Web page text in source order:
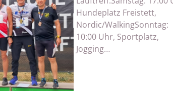
Hundeplatz Freistett,
Nordic/WalkingSonntag:
10:00 Uhr, Sportplatz,
Jogging…